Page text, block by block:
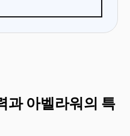
과 아벨라워의 특